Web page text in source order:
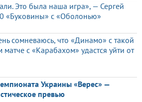
Это была наша игра», — Сергей
«Буковины» с «Оболонью»
сомневаюсь, что «Динамо» с такой
матче с «Карабахом» удастся уйти от
Украины «Верес» —
превью